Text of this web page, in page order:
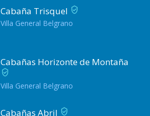
Cabaña Trisquel
Villa General Belgrano
Cabañas Horizonte de Montaña
Villa General Belgrano
Cabañas Abril